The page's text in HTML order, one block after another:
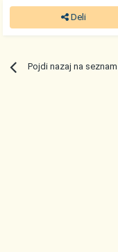
Deli
Pojdi nazaj na